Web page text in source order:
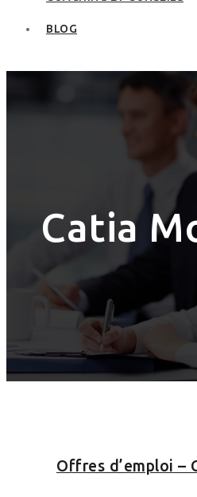
BLOG
Catia
Offres d’emploi –